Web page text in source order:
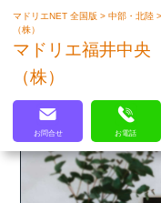
マド
マドリエNET 全国版>中部・北陸
（株）
マドリエ福井中央
（株）
お問合せ お電話